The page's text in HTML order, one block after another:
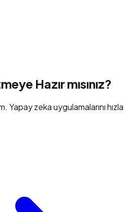
Hazır mısınız?
Yapay zeka uygulamalarını hızla